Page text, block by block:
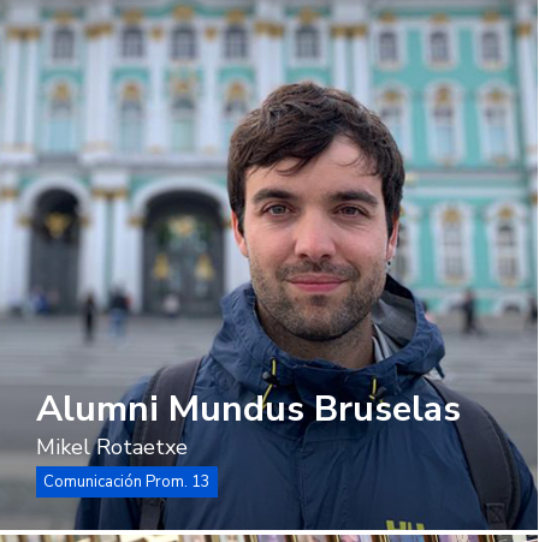
Alumni Mundus Bruselas
Mikel Rotaetxe
Comunicación Prom. 13